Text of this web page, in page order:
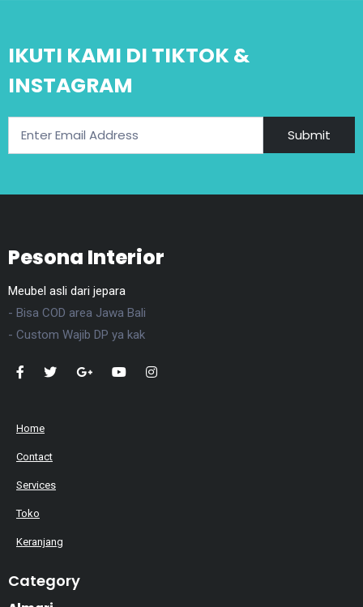
IKUTI KAMI DI TIKTOK &
INSTAGRAM
Submit
Pesona Interior
Meubel asli dari jepara
- Bisa COD area Jawa Bali
- Custom Wajib DP ya kak
Home
Contact
Services
Toko
Keranjang
Category